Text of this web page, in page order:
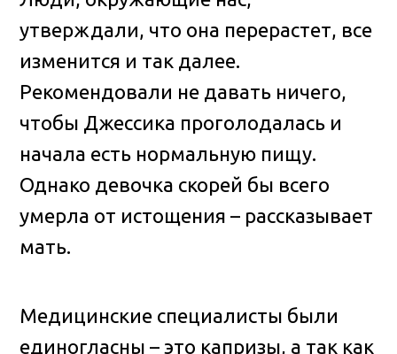
утверждали, что она перерастет, все
изменится и так далее.
Рекомендовали не давать ничего,
чтобы Джессика проголодалась и
начала есть нормальную пищу.
Однако девочка скорей бы всего
умерла от истощения – рассказывает
мать.
Медицинские специалисты были
единогласны – это капризы, а так как